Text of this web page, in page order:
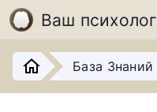
Ваш психолог
База Знаний